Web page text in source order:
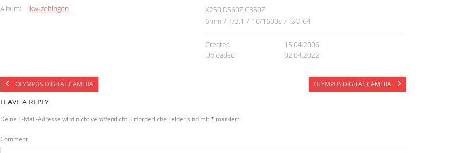
Album: lkw-zeltingen
X250,D560Z,C350Z
6mm / ƒ/3.1 / 10/1600s / ISO 64
Created
15.04.2006
Uploaded
02.04.2022
OLYMPUS DIGITAL CAMERA OLYMPUS DIGITAL CAMERA
LEAVE A REPLY
Deine E-Mail-Adresse wird nicht veröffentlicht. Erforderliche Felder sind mit* markiert
Comment